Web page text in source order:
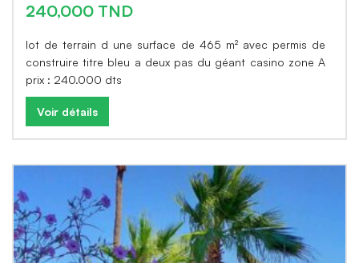
240,000 TND
lot de terrain d une surface de 465 m² avec permis de
construire titre bleu a deux pas du géant casino zone A
prix : 240.000 dts
Voir détails